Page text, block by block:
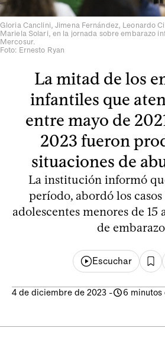
Gloria Canclini, Jimena Fernández, Leonardo
Mariela Solari, en la jornada sobre embarazo
Mercosur.
Foto: Ernesto Ryan
La mitad de los
infantiles que
entre mayo de
2023 fueron
situaciones de
La institución informó
período, abordó los casos
adolescentes menores de 15
de
Escuchar
4 de diciembre de 2023 - 6